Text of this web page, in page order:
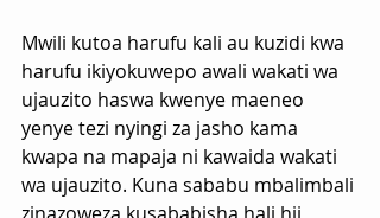
Mwili kutoa harufu kali au kuzidi kwa
harufu ikiyokuwepo awali wakati wa
ujauzito haswa kwenye maeneo
yenye tezi nyingi za jasho kama
kwapa na mapaja ni kawaida wakati
wa ujauzito. Kuna sababu mbalimbali